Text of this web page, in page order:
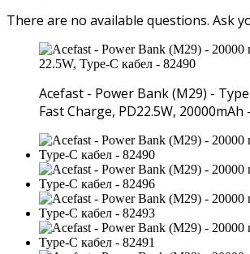
There are no available questions. Ask
Acefast - Power Bank (M29) -
Fast Charge, PD22.5W, 20000mAh